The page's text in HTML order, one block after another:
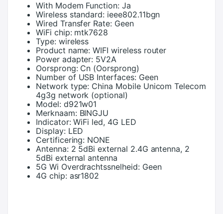
With Modem Function: Ja
Wireless standard: ieee802.11bgn
Wired Transfer Rate: Geen
WiFi chip: mtk7628
Type: wireless
Product name: WIFI wireless router
Power adapter: 5V2A
Oorsprong: Cn (Oorsprong)
Number of USB Interfaces: Geen
Network type: China Mobile Unicom Telecom
4g3g network (optional)
Model: d921w01
Merknaam: BINGJU
Indicator: WiFi led, 4G LED
Display: LED
Certificering: NONE
Antenna: 2 5dBi external 2.4G antenna, 2
5dBi external antenna
5G Wi Overdrachtssnelheid: Geen
4G chip: asr1802